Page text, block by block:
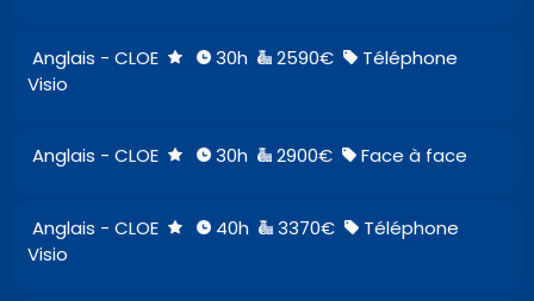
Anglais - CLOE 30h 2590€
Téléphone
Visio
Anglais - CLOE 30h 2900€ Face à face
Anglais - CLOE 40h 3370€
Téléphone
Visio